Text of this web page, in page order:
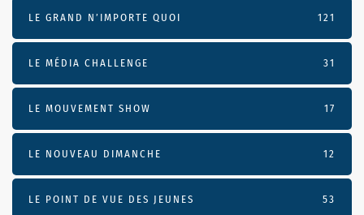
LE GRAND N’IMPORTE QUOI 121
LE MÉDIA CHALLENGE 31
LE MOUVEMENT SHOW 17
LE NOUVEAU DIMANCHE 12
LE POINT DE VUE DES JEUNES 53